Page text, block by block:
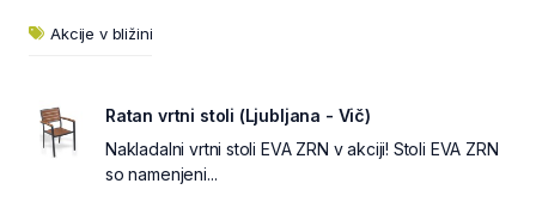
Akcije v bližini
Ratan vrtni stoli (Ljubljana - Vič)
Nakladalni vrtni stoli EVA ZRN v akciji! Stoli EVA ZRN
so namenjeni...